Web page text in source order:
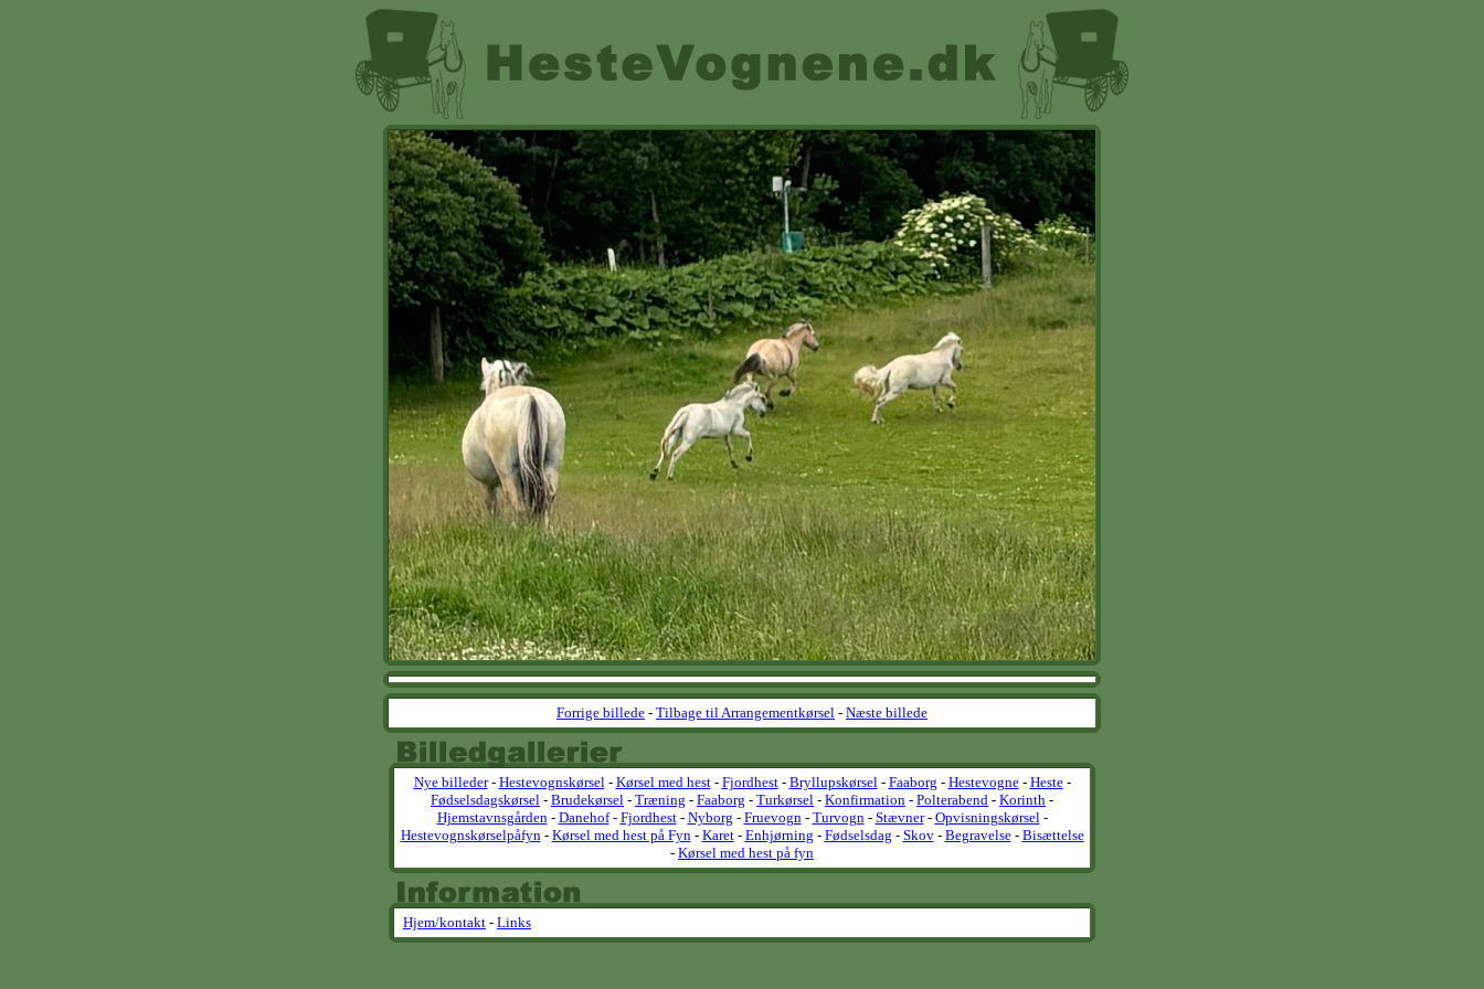
Forrige billede - Tilbage til Arrangementkørsel - Næste billede
Nye billeder- Hestevognskørsel- Kørsel med hest- Fjordhest- Bryllupskørsel- Faaborg - Hestevogne- Heste-
Fødselsdagskørsel - Brudekørsel - Træning - Faaborg - Turkørsel - Konfirmation - Polterabend - Korinth -
Hjemstavnsgården- Danehof- Fjordhest- Nyborg - Fruevogn- Turvogn- Stævner- Opvisningskørsel-
Hestevognskørselpåfyn- Kørsel med hest på Fyn- Karet- Enhjørning - Fødselsdag - Skov- Begravelse- Bisættelse
- Kørsel med hest på fyn
Hjem/kontakt - Links